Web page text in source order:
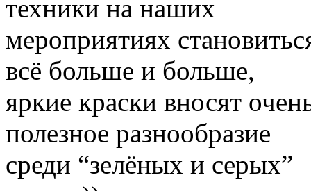
техники на наших
мероприятиях
всё больше и больше,
яркие краски вносят
полезное разнообразие
среди “зелёных и серых”